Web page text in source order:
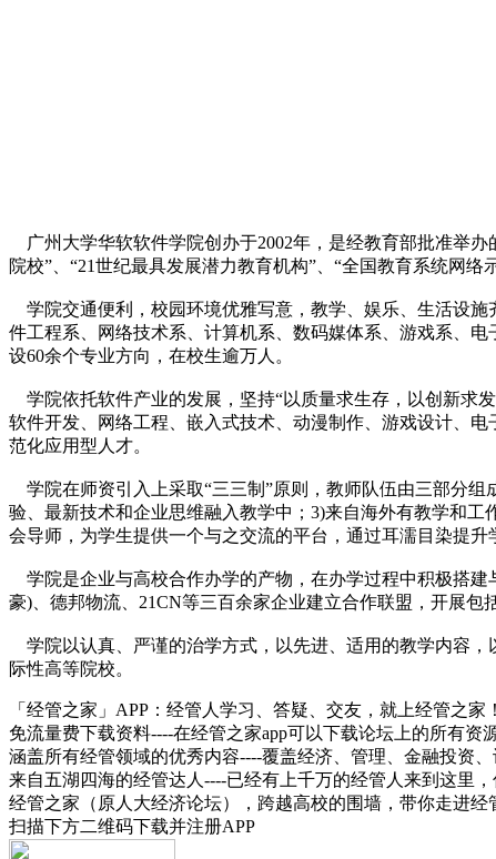
广州大学华软软件学院创办于2002年，是经教育部批准举
院校”、“21世纪最具发展潜力教育机构”、“全国教育系统网络
学院交通便利，校园环境优雅写意，教学、娱乐、生活设施
件工程系、网络技术系、计算机系、数码媒体系、游戏系、
设60余个专业方向，在校生逾万人。
学院依托软件产业的发展，坚持“以质量求生存，以创新求
软件开发、网络工程、嵌入式技术、动漫制作、游戏设计、
范化应用型人才。
学院在师资引入上采取“三三制”原则，教师队伍由三部分
验、最新技术和企业思维融入教学中；3)来自海外有教学和
会导师，为学生提供一个与之交流的平台，通过耳濡目染提升
学院是企业与高校合作办学的产物，在办学过程中积极搭
豪)、德邦物流、21CN等三百余家企业建立合作联盟，开展
学院以认真、严谨的治学方式，以先进、适用的教学内容
际性高等院校。
「经管之家」APP：经管人学习、答疑、交友，就上经管之家！
免流量费下载资料----在经管之家app可以下载论坛上的所有资
涵盖所有经管领域的优秀内容----覆盖经济、管理、金融投资
来自五湖四海的经管达人----已经有上千万的经管人来到这里
经管之家（原人大经济论坛），跨越高校的围墙，带你走进经
扫描下方二维码下载并注册APP